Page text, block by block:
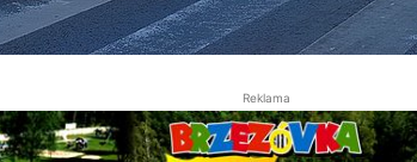
Reklama